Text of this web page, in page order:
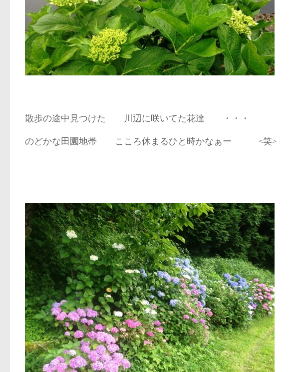
散歩の途中見つけた 川辺に咲いてた花達 ・・・
のどかな田園地帯 こころ休まるひと時かなぁー <笑>